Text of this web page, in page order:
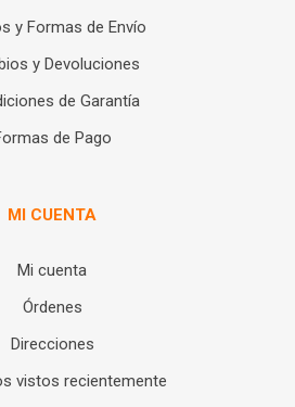
y Formas de Envío
y Devoluciones
de Garantía
de Pago
MI CUENTA
Mi cuenta
Órdenes
Direcciones
vistos recientemente